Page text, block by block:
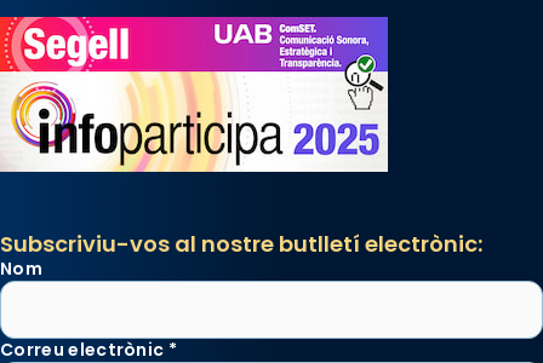
Subscriviu-vos al nostre butlletí electrònic:
Nom
Correu electrònic *